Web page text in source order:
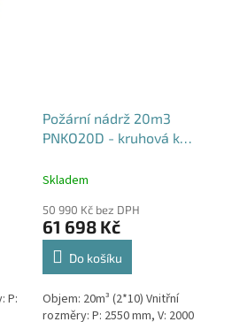
P:
Požární nádrž 20m3
PNKO20D - kruhová k
Skladem
50 990 Kč bez DPH
61 698 Kč
Do košíku
Objem: 20m³ (2*10) Vnitřní
rozměry: P: 2550 mm, V: 2000